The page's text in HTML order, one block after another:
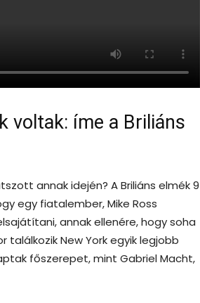
voltak: íme a Briliáns
annak idején? A Briliáns elmék 9
egy fiatalember, Mike Ross
annak ellenére, hogy soha
New York egyik legjobb
főszerepet, mint Gabriel Macht,